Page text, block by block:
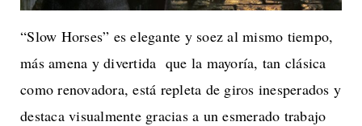
“Slow Horses” es elegante y soez al mismo tiempo,
más amena y divertida que la mayoría, tan clásica
como renovadora, está repleta de giros inesperados y
destaca visualmente gracias a un esmerado trabajo